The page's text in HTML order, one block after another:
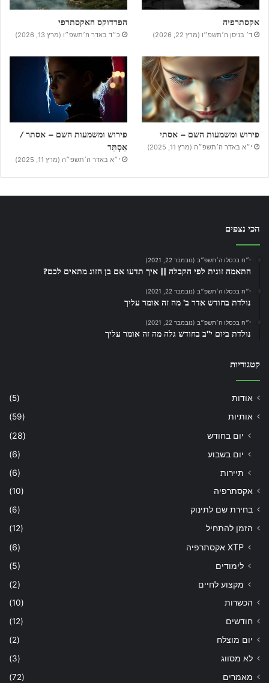
אקסתרפיה
ד׳ בניסן ה׳תשפ״ו (מרץ 22, 2026)
הפרדוקס האקסתרפי
כ״ד באדר ה׳תשפ״ו (מרץ 13, 2026)
פירוש ומשמעות השם – אסתי
י״א באדר ה׳תשפ״ה (מרץ 11, 2025)
פירוש ומשמעות השם – אסתר /
אֵסְתֵּר
י״א באדר ה׳תשפ״ה (מרץ 11, 2025)
הכי נצפים
י״ח בכסלו ה׳תשפ״ב (נובמבר 22, 2021)
התאמה זוגית לפי הקבלה || איך תדעו אם בן הזוג מתאים לכם?
י״ח בכסלו ה׳תשפ״ב (נובמבר 22, 2021)
נולדת בחודש אדר ב’ מה זה אומר עליך
י״ח בכסלו ה׳תשפ״ב (נובמבר 22, 2021)
נולדת ביום י”ב בחודש גלה מה זה אומר עליך
קטגוריות
אודות
(5)
אותיות
(59)
יום בחודש
(28)
יום בשבוע
(6)
תיירות
(6)
אקסתרפיה
(10)
בחירת שם לתינוק
(6)
הזמן להתחיל
(12)
XTP אקסתרפיה
(6)
לימודים
(5)
מקצוע לחיים
(2)
הכשרות
(10)
חודשים
(12)
יום מוצלח
(2)
לא מסווג
(3)
מאמרים
(72)